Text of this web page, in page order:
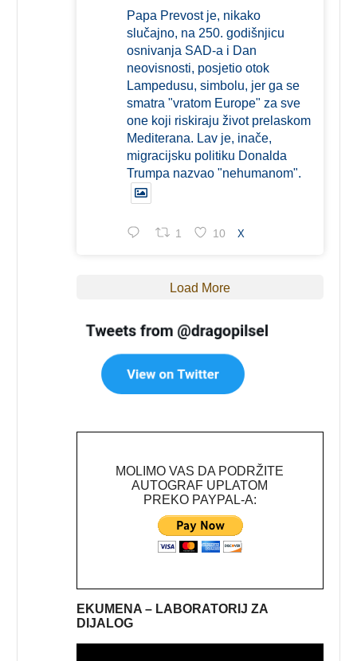
Papa Prevost je, nikako
slučajno, na 250. godišnjicu
osnivanja SAD-a i Dan
neovisnosti, posjetio otok
Lampedusu, simbolu, jer ga se
smatra "vratom Europe" za sve
one koji riskiraju život prelaskom
Mediterana. Lav je, inače,
migracijsku politiku Donalda
Trumpa nazvao "nehumanom".
1 10 X
Load More
MOLIMO VAS DA PODRŽITE
AUTOGRAF UPLATOM
PREKO PAYPAL-A:
EKUMENA – LABORATORIJ ZA
DIJALOG